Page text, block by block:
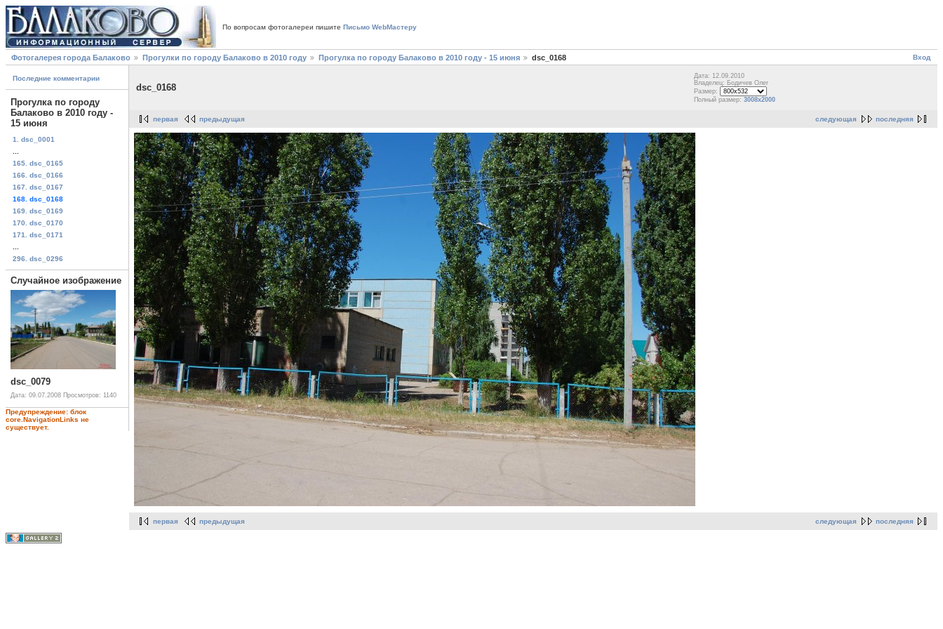
По вопросам фотогалереи пишите Письмо WebМастеру
Вход
Фотогалерея города Балаково Прогулки по городу Балаково в 2010 году Прогулка по городу Балаково в 2010 году - 15 июня dsc_0168
Последние комментарии
Прогулка по городу
Балаково в 2010 году -
15 июня
1. dsc_0001
165. dsc_0165
166. dsc_0166
167. dsc_0167
168. dsc_0168
169. dsc_0169
170. dsc_0170
171. dsc_0171
296. dsc_0296
Случайное изображение
dsc_0079
Дата: 09.07.2008 Просмотров: 1140
Предупреждение: блок
core.NavigationLinks не
существует.
dsc_0168
Дата: 12.09.2010
Владелец: Бодичев Олег
Размер:
Полный размер: 3008x2000
следующая последняя
первая предыдущая
следующая последняя
первая предыдущая